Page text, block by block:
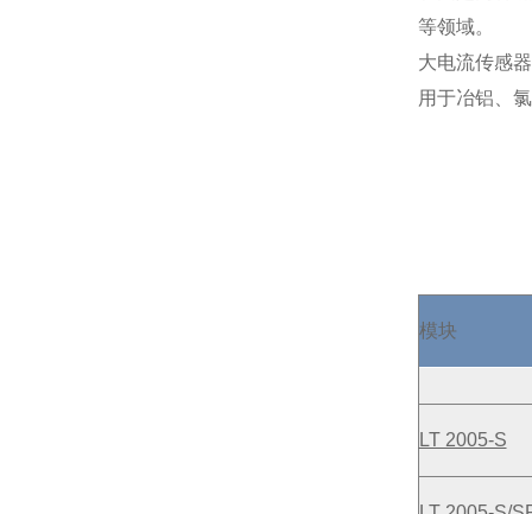
等领域。
大电流传感
用于冶铝、
模块
LT 2005-S